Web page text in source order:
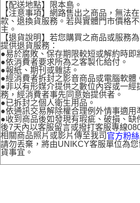
【配送地點】限本島。
【注意事項】網路售出之商品，無法
款、退換貨服務。若與實體門市價格
主。
【退貨說明】若您購買之商品或服務
提供退貨服務：
●易於腐敗、保存期限較短或解約時即
●依消費者要求所為之客製化給付。
●報紙、期刊或雜誌。
●經消費者拆封之影音商品或電腦軟體
●非以有形媒介提供之數位內容或一經
務，經消費者事先同意始提供者。
●已拆封之個人衛生用品。
●依通訊交易解除權合理例外情事適用
●收到商品後如發現有瑕疵、破損、缺
後7天內以客服留言或撥打客服專線
相關商品照片或影片傳至我司 官方粉
請勿丟棄，將由UNIKCY客服單位為
貨事宜。